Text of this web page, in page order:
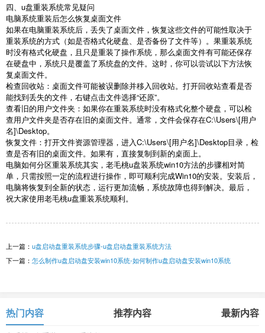
四、u盘重装系统常见疑问
电脑系统重装后怎么恢复桌面文件
如果在电脑重装系统后，丢失了桌面文件，恢复这些文件的可能性取决于
重装系统的方式（如是否格式化硬盘、是否备份了文件等）。果重装系统
时没有格式化硬盘，且只是重装了操作系统，那么桌面文件有可能还保存
在硬盘中，系统只是覆盖了系统盘的文件。这时，你可以尝试以下方法恢
复桌面文件。
检查回收站：桌面文件可能被误删除并移入回收站。打开回收站查看是否
能找到丢失的文件，右键点击文件选择“还原”。
查看旧的用户文件夹：如果你在重装系统时没有格式化整个硬盘，可以检
查用户文件夹是否存在旧的桌面文件。通常，文件会保存在C:\Users\[用户
名]\Desktop。
恢复文件：打开文件资源管理器，进入C:\Users\[用户名]\Desktop目录，检
查是否有旧的桌面文件。如果有，直接复制到新的桌面上。
电脑如何分区重装系统其实，老毛桃u盘装系统win10方法的步骤相对简
单，只需按照一定的流程进行操作，即可顺利完成Win10的安装。安装后，
电脑将恢复到全新的状态，运行更加流畅，系统故障也得到解决。最后，
祝大家使用老毛桃u盘重装系统顺利。
上一篇： u盘启动盘重装系统步骤-u盘启动盘重装系统方法
下一篇： 怎么制作u盘启动盘安装win10系统-如何制作u盘启动盘安装win10系统
热门内容 推荐内容 最新内容